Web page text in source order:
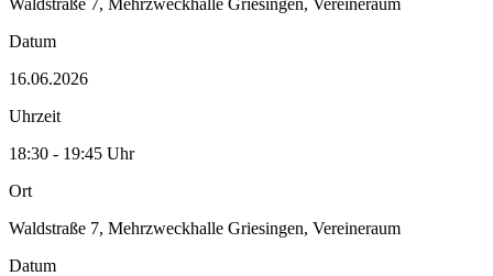
Datum
16.06.2026
Uhrzeit
18:30 - 19:45 Uhr
Ort
Waldstraße 7, Mehrzweckhalle Griesingen, Vereineraum
Datum